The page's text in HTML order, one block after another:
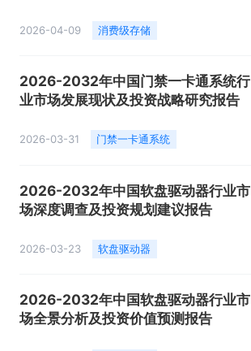
2026-04-09 消费级存储
2026-2032年中国门禁一卡通系统行
业市场发展现状及投资战略研究报告
2026-03-31 门禁一卡通系统
2026-2032年中国软盘驱动器行业市
场深度调查及投资规划建议报告
2026-03-23 软盘驱动器
2026-2032年中国软盘驱动器行业市
场全景分析及投资价值预测报告